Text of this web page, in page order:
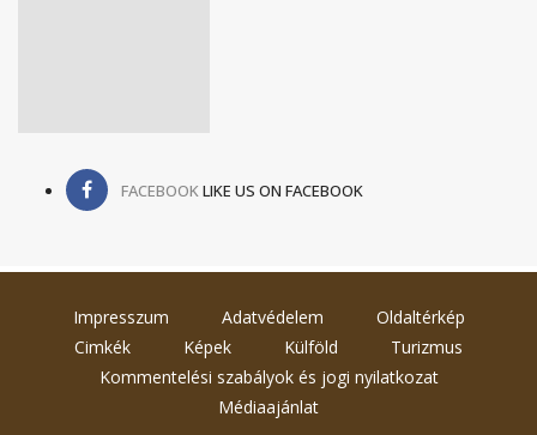
FACEBOOK LIKE US ON FACEBOOK
Impresszum Adatvédelem
Oldaltérkép
Cimkék
Képek Külföld
Turizmus
Kommentelési szabályok és jogi nyilatkozat
Médiaajánlat